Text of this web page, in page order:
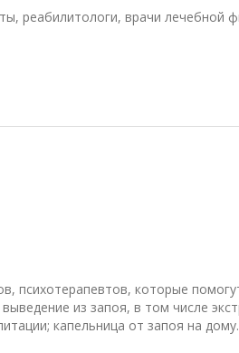
реабилитологи, врачи лечебной
психотерапевтов, которые
из запоя, в том числе
капельница от запоя на дому.